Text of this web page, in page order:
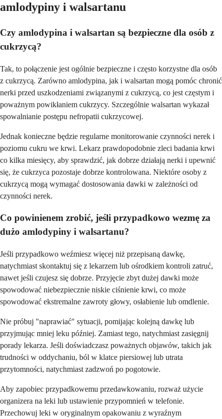
amlodypiny i walsartanu
Czy amlodypina i walsartan są bezpieczne dla osób z
cukrzycą?
Tak, to połączenie jest ogólnie bezpieczne i często korzystne dla osób
z cukrzycą. Zarówno amlodypina, jak i walsartan mogą pomóc chronić
nerki przed uszkodzeniami związanymi z cukrzycą, co jest częstym i
poważnym powikłaniem cukrzycy. Szczególnie walsartan wykazał
spowalnianie postępu nefropatii cukrzycowej.
Jednak konieczne będzie regularne monitorowanie czynności nerek i
poziomu cukru we krwi. Lekarz prawdopodobnie zleci badania krwi
co kilka miesięcy, aby sprawdzić, jak dobrze działają nerki i upewnić
się, że cukrzyca pozostaje dobrze kontrolowana. Niektóre osoby z
cukrzycą mogą wymagać dostosowania dawki w zależności od
czynności nerek.
Co powinienem zrobić, jeśli przypadkowo wezmę za
dużo amlodypiny i walsartanu?
Jeśli przypadkowo weźmiesz więcej niż przepisaną dawkę,
natychmiast skontaktuj się z lekarzem lub ośrodkiem kontroli zatruć,
nawet jeśli czujesz się dobrze. Przyjęcie zbyt dużej dawki może
spowodować niebezpiecznie niskie ciśnienie krwi, co może
spowodować ekstremalne zawroty głowy, osłabienie lub omdlenie.
Nie próbuj "naprawiać" sytuacji, pomijając kolejną dawkę lub
przyjmując mniej leku później. Zamiast tego, natychmiast zasięgnij
porady lekarza. Jeśli doświadczasz poważnych objawów, takich jak
trudności w oddychaniu, ból w klatce piersiowej lub utrata
przytomności, natychmiast zadzwoń po pogotowie.
Aby zapobiec przypadkowemu przedawkowaniu, rozważ użycie
organizera na leki lub ustawienie przypomnień w telefonie.
Przechowuj leki w oryginalnym opakowaniu z wyraźnym